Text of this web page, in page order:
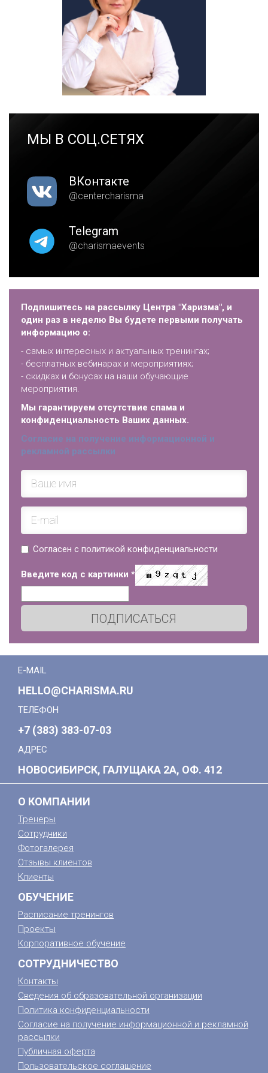
МЫ В СОЦ.СЕТЯХ
ВКонтакте
@centercharisma
Telegram
@charismaevents
Подпишитесь на рассылку Центра "Харизма", и
один раз в неделю Вы будете первыми получать
информацию о:
- самых интересных и актуальных тренингах;
- бесплатных вебинарах и мероприятиях;
- скидках и бонусах на наши обучающие
мероприятия.
Мы гарантируем отсутствие спама и
конфиденциальность Ваших данных.
Согласие на получение информационной и
рекламной рассылки
Согласен с политикой конфиденциальности
Введите код с картинки *
ПОДПИСАТЬСЯ
E-MAIL
HELLO@CHARISMA.RU
ТЕЛЕФОН
+7 (383) 383-07-03
АДРЕС
НОВОСИБИРСК, ГАЛУЩАКА 2А, ОФ. 412
О КОМПАНИИ
Тренеры
Сотрудники
Фотогалерея
Отзывы клиентов
Клиенты
ОБУЧЕНИЕ
Расписание тренингов
Проекты
Корпоративное обучение
СОТРУДНИЧЕСТВО
Контакты
Сведения об образовательной организации
Политика конфиденциальности
Согласие на получение информационной и рекламной
рассылки
Публичная оферта
Пользовательское соглашение